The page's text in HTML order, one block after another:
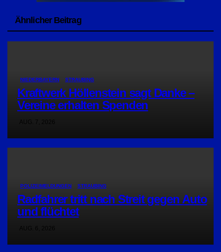
Ähnlicher Beitrag
NIEDERBAYERN STRAUBING
Kraftwerk Höllenstein sagt Danke –
Vereine erhalten Spenden
POLIZEIMELDUNGEN STRAUBING
Radfahrer tritt nach Streit gegen Auto
und flüchtet